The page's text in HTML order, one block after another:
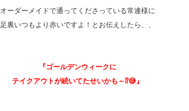
オーダーメイドで通ってくださっている常連様に
足裏いつもより赤いですよ！とお伝えしたら、、
『ゴールデンウィークに
テイクアウトが続いてたせいかも～⁉😅』